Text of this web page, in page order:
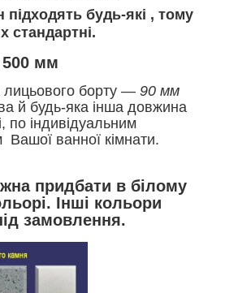
будь-які , тому
стандартні.
500 мм
лицьового борту — 90 мм
яка інша довжина
індивідуальним
ванної кімнати.
придбати в білому
Інші кольори
замовлення.